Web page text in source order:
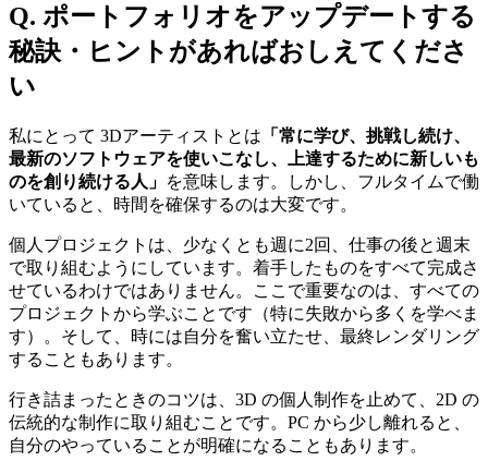
Q. ポートフォリオをアップデートする
秘訣・ヒントがあればおしえてくださ
い
私にとって 3Dアーティストとは 「常に学び、挑戦し続け、
最新のソフトウェアを使いこなし、上達するために新しいも
のを創り続ける人」 を意味します。しかし、フルタイムで働
いていると、時間を確保するのは大変です。
個人プロジェクトは、少なくとも週に2回、仕事の後と週末
で取り組むようにしています。着手したものをすべて完成さ
せているわけではありません。ここで重要なのは、すべての
プロジェクトから学ぶことです（特に失敗から多くを学べま
す）。そして、時には自分を奮い立たせ、最終レンダリング
することもあります。
行き詰まったときのコツは、3D の個人制作を止めて、2D の
伝統的な制作に取り組むことです。PC から少し離れると、
自分のやっていることが明確になることもあります。